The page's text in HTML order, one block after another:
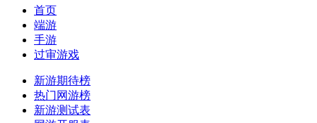
首页
端游
手游
过审游戏
新游期待榜
热门网游榜
新游测试表